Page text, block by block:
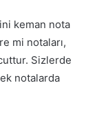
keman nota
mi notaları,
Sizlerde
notalarda